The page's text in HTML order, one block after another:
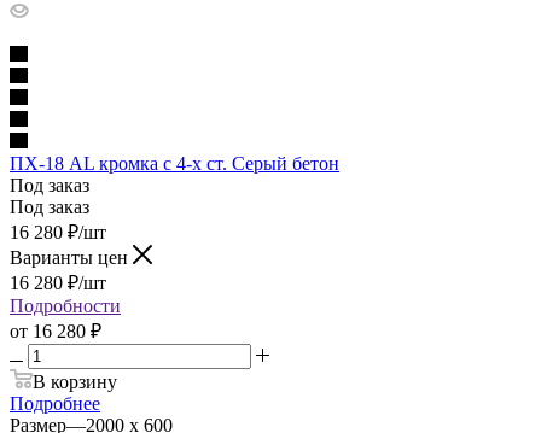
ПХ-18 AL кромка с 4-х ст. Серый бетон
Под заказ
Под заказ
16 280 ₽/шт
Варианты цен
16 280 ₽/шт
Подробности
от 16 280 ₽
В корзину
Подробнее
Размер—2000 х 600